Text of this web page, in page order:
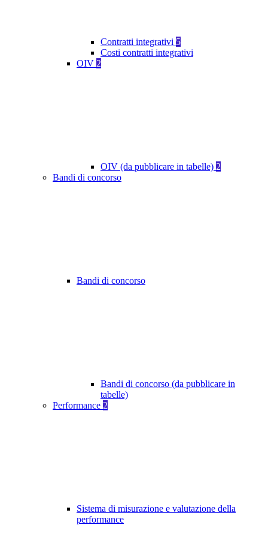
Contratti integrativi 5
Costi contratti integrativi
OIV 2
OIV (da pubblicare in tabelle) 2
Bandi di concorso
Bandi di concorso
Bandi di concorso (da pubblicare in
tabelle)
Performance 2
Sistema di misurazione e valutazione della
performance